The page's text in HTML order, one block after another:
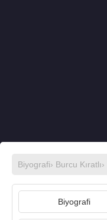
Biyografi› Burcu Kıratlı›
Biyografi